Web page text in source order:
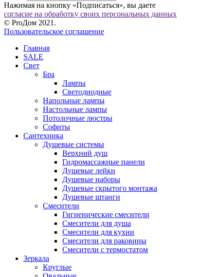
Нажимая на кнопку «Подписаться», вы даете
согласие на обработку своих персональных данных
© ProДом 2021.
Пользовательское соглашение
Главная
SALE
Свет
Бра
Лампы
Светодиодные
Напольные лампы
Настольные лампы
Потолочные люстры
Софиты
Сантехника
Душевые системы
Верхний душ
Гидромассажные панели
Душевые лейки
Душевые наборы
Душевые скрытого монтажа
Душевые штанги
Смесители
Гигиенические смесители
Смесители для душа
Смесители для кухни
Смесители для раковины
Смесители с термостатом
Зеркала
Круглые